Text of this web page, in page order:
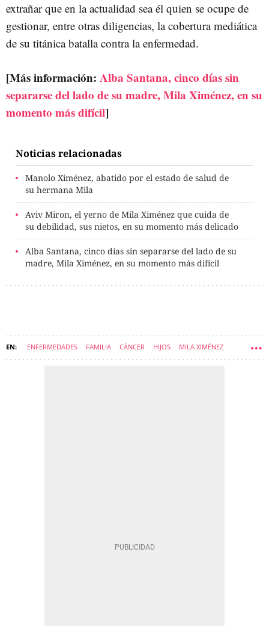
extrañar que en la actualidad sea él quien se ocupe de
gestionar, entre otras diligencias, la cobertura mediática
de su titánica batalla contra la enfermedad.
[Más información: Alba Santana, cinco días sin
separarse del lado de su madre, Mila Ximénez, en su
momento más difícil]
Noticias relacionadas
Manolo Ximénez, abatido por el estado de salud de
su hermana Mila
Aviv Miron, el yerno de Mila Ximénez que cuida de
su debilidad, sus nietos, en su momento más delicado
Alba Santana, cinco días sin separarse del lado de su
madre, Mila Ximénez, en su momento más difícil
ENFERMEDADES FAMILIA CÁNCER HIJOS MILA XIMÉNEZ